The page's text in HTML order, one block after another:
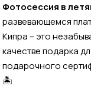
Фотосессия в
развевающемся
Кипра – это
качестве подарка
подарочного
🏝️